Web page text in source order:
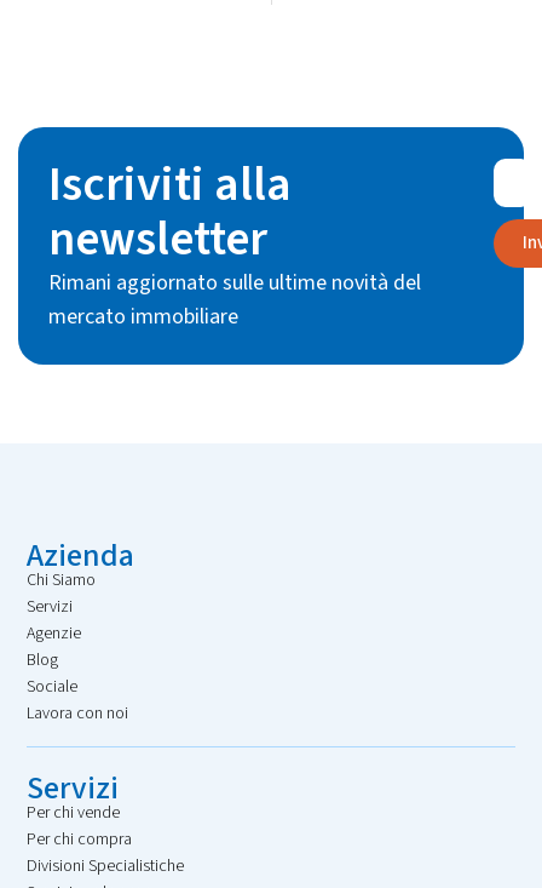
Iscriviti alla
newsletter
Rimani aggiornato sulle ultime novità del
mercato immobiliare
Azienda
Chi Siamo
Servizi
Agenzie
Blog
Sociale
Lavora con noi
Servizi
Per chi vende
Per chi compra
Divisioni Specialistiche